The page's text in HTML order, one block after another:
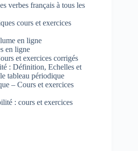
verbes français à tous les
cours et exercices
en ligne
en ligne
et exercices corrigés
: Définition, Echelles et
tableau périodique
– Cours et exercices
: cours et exercices